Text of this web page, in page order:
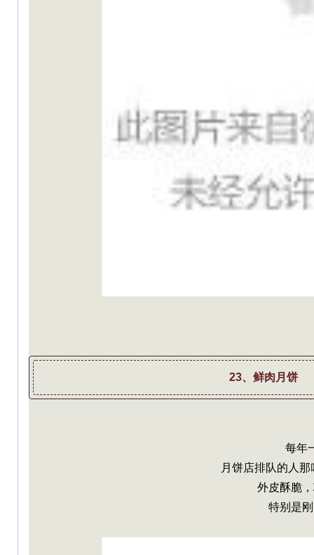
23、鲜肉月饼
每年
月饼店排队的人
外皮酥脆
特别是